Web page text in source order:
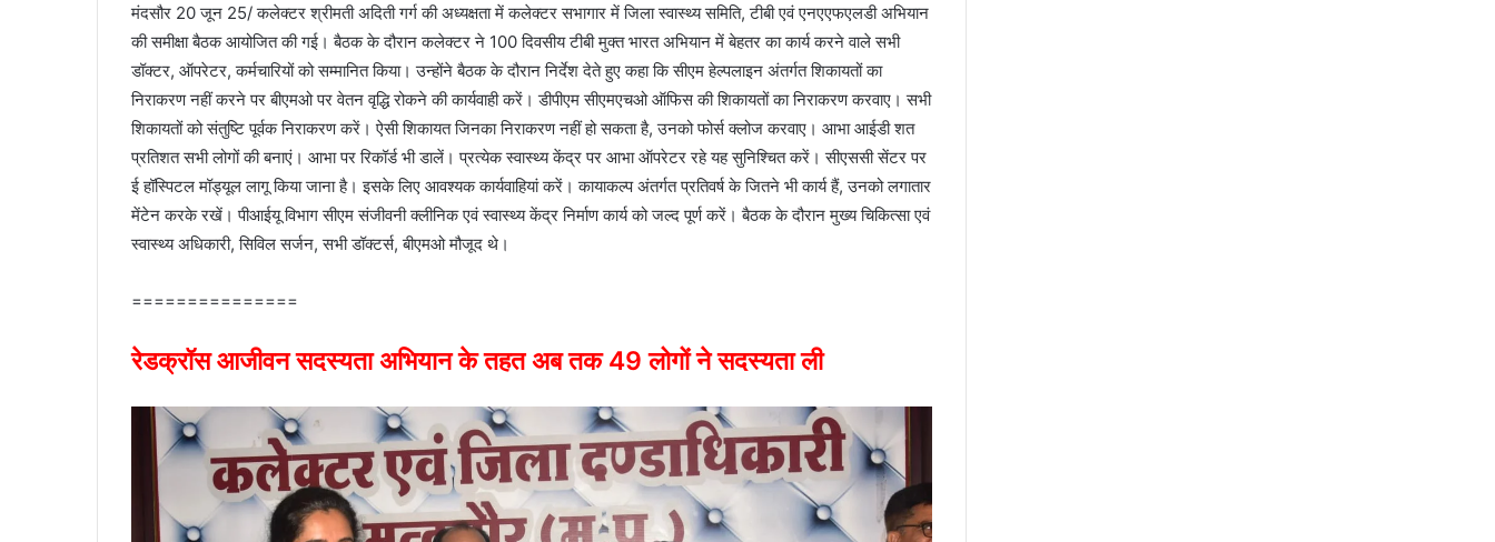
मंदसौर 20 जून 25/ कलेक्टर श्रीमती अदिती गर्ग की अध्यक्षता में कलेक्टर सभागार में जिला स्वास्थ्य समिति, टीबी एवं एनएएफएलडी अभियान
की समीक्षा बैठक आयोजित की गई। बैठक के दौरान कलेक्टर ने 100 दिवसीय टीबी मुक्त भारत अभियान में बेहतर का कार्य करने वाले सभी
डॉक्टर, ऑपरेटर, कर्मचारियों को सम्मानित किया। उन्होंने बैठक के दौरान निर्देश देते हुए कहा कि सीएम हेल्पलाइन अंतर्गत शिकायतों का
निराकरण नहीं करने पर बीएमओ पर वेतन वृद्धि रोकने की कार्यवाही करें। डीपीएम सीएमएचओ ऑफिस की शिकायतों का निराकरण करवाए। सभी
शिकायतों को संतुष्टि पूर्वक निराकरण करें। ऐसी शिकायत जिनका निराकरण नहीं हो सकता है, उनको फोर्स क्लोज करवाए। आभा आईडी शत
प्रतिशत सभी लोगों की बनाएं। आभा पर रिकॉर्ड भी डालें। प्रत्येक स्वास्थ्य केंद्र पर आभा ऑपरेटर रहे यह सुनिश्चित करें। सीएससी सेंटर पर
ई हॉस्पिटल मॉड्यूल लागू किया जाना है। इसके लिए आवश्यक कार्यवाहियां करें। कायाकल्प अंतर्गत प्रतिवर्ष के जितने भी कार्य हैं, उनको लगातार
मेंटेन करके रखें। पीआईयू विभाग सीएम संजीवनी क्लीनिक एवं स्वास्थ्य केंद्र निर्माण कार्य को जल्द पूर्ण करें। बैठक के दौरान मुख्य चिकित्सा एवं
स्वास्थ्य अधिकारी, सिविल सर्जन, सभी डॉक्टर्स, बीएमओ मौजूद थे।
===============
रेडक्रॉस आजीवन सदस्यता अभियान के तहत अब तक 49 लोगों ने सदस्यता ली